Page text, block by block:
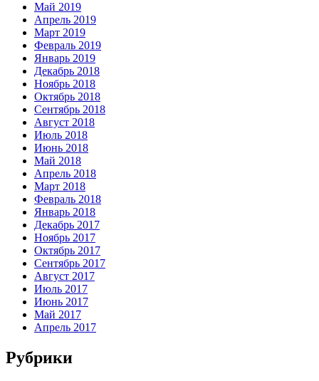
Май 2019
Апрель 2019
Март 2019
Февраль 2019
Январь 2019
Декабрь 2018
Ноябрь 2018
Октябрь 2018
Сентябрь 2018
Август 2018
Июль 2018
Июнь 2018
Май 2018
Апрель 2018
Март 2018
Февраль 2018
Январь 2018
Декабрь 2017
Ноябрь 2017
Октябрь 2017
Сентябрь 2017
Август 2017
Июль 2017
Июнь 2017
Май 2017
Апрель 2017
Рубрики